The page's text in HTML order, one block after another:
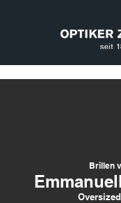
Brillen